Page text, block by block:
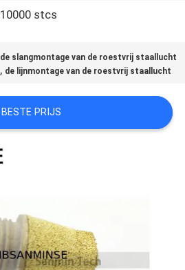
10000 stcs
de slangmontage van de roestvrij staallucht
, de lijnmontage van de roestvrij staallucht
BESTE PRIJS